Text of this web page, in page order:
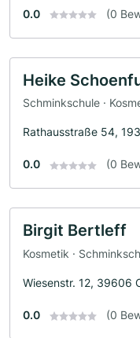
0.0 (0
Heike
Schminkschule ·
Rathausstraße 54,
0.0 (0
Birgit Bertleff
Kosmetik ·
Wiesenstr. 12, 39606
0.0 (0